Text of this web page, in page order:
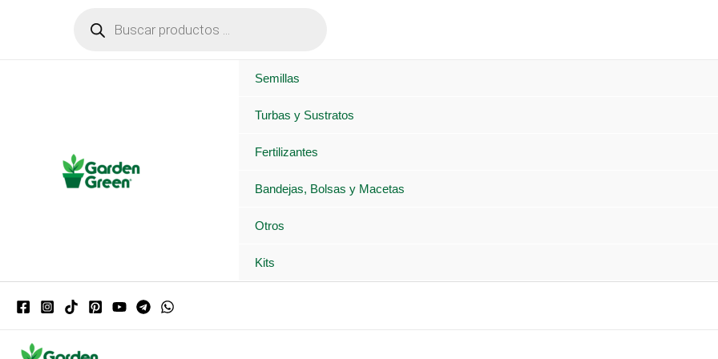
productos
Semillas
Turbas y Sustratos
Fertilizantes
Bandejas, Bolsas y Macetas
Otros
Kits